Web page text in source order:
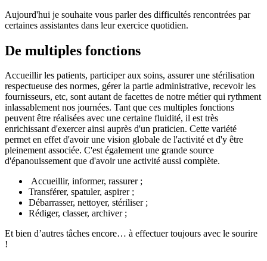
Aujourd'hui je souhaite vous parler des difficultés rencontrées par
certaines assistantes dans leur exercice quotidien.
De multiples fonctions
Accueillir les patients, participer aux soins, assurer une stérilisation
respectueuse des normes, gérer la partie administrative, recevoir les
fournisseurs, etc, sont autant de facettes de notre métier qui rythment
inlassablement nos journées. Tant que ces multiples fonctions
peuvent être réalisées avec une certaine fluidité, il est très
enrichissant d'exercer ainsi auprès d'un praticien. Cette variété
permet en effet d'avoir une vision globale de l'activité et d'y être
pleinement associée. C'est également une grande source
d'épanouissement que d'avoir une activité aussi complète.
Accueillir, informer, rassurer ;
Transférer, spatuler, aspirer ;
Débarrasser, nettoyer, stériliser ;
Rédiger, classer, archiver ;
Et bien d’autres tâches encore… à effectuer toujours avec le sourire
!